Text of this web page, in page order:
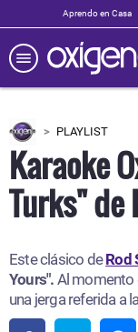
Aprendo en Casa
PLAYLIST
Karaoke
Turks" de
Este clásico de Rod
Yours". Al momento
una jerga referida a